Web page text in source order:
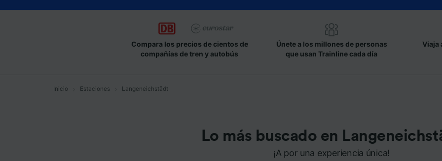
Compara los precios de cientos de
compañías de tren y autobús
Únete a los millones de personas
que usan Trainline cada día
Viaja
Inicio Estaciones Langeneichstädt
Lo más buscado en
¡A por una experiencia única!